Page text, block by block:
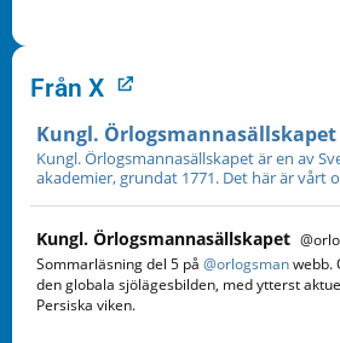
Från X
Kungl. Örlogsmannasällskapet
Kungl. Örlogsmannasällskapet är en av
akademier, grundat 1771. Det här är vårt
Kungl. Örlogsmannasällskapet
Sommarläsning del 5 på @orlogsmanwebb.
den globala sjölägesbilden, med ytterst
Persiska viken.